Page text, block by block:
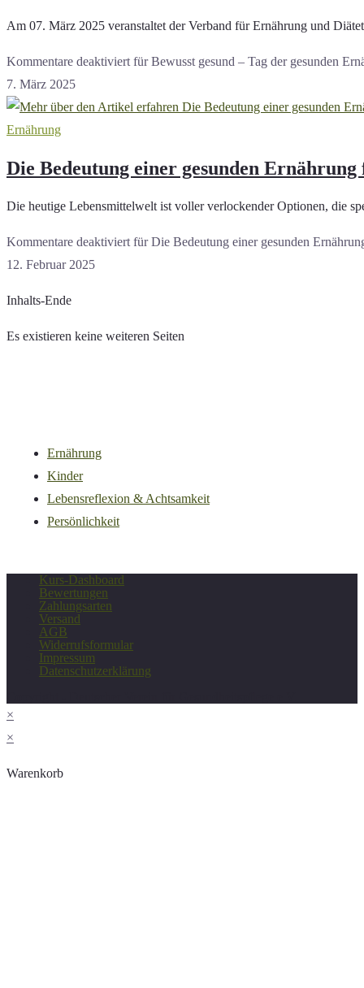
Am 07. März 2025 veranstaltet der Verband für Ernährung und
Kommentare deaktiviert für Bewusst gesund – Tag der gesunden
7. März 2025
Ernährung
Die Bedeutung einer gesunden
Die heutige Lebensmittelwelt ist voller verlockender Optionen, die
Kommentare deaktiviert für Die Bedeutung einer gesunden
12. Februar 2025
Inhalts-Ende
Es existieren keine weiteren Seiten
Ernährung
Kinder
Lebensreflexion & Achtsamkeit
Persönlichkeit
Kurs-Dashboard
Bewertungen
Zahlungsarten
Versand
AGB
Widerrufsformular
Impressum
Datenschutzerklärung
×
×
Warenkorb